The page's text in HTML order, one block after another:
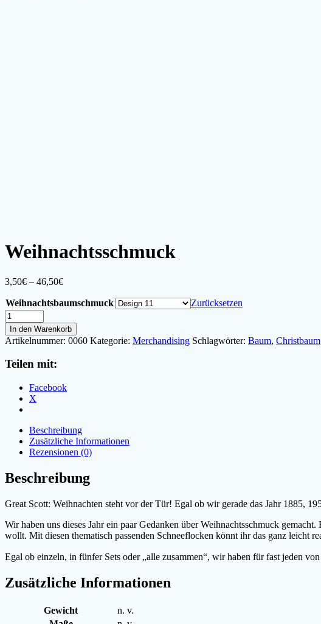
Weihnachtsschmuck
3,50€ – 46,50€Preisspanne:
bis
Weihnachtsbaumschmuck
Zurücksetzen
Weihnachtsschmuck
Menge
In den Warenkorb
Artikelnummer: 0060 Kategorie: Merchandising Schlagwörter: Baum, Christbaum
Teilen mit:
Facebook
X
Beschreibung
Zusätzliche Informationen
Rezensionen (0)
Beschreibung
Great Scott: Weihnachten steht vor der Tür! Egal ob wir gerade das Jahr 1885,
Wir haben uns dieses Jahr ein paar Gedanken über Weihnachtsschmuck
wollt. Mit diesen thematisch passenden Schneeflocken könnt ihr das ganz leicht
Egal ob einzeln, in fünfer Sets oder „alle zusammen“, wir haben für fast jeden
Zusätzliche Informationen
Gewicht
n. v.